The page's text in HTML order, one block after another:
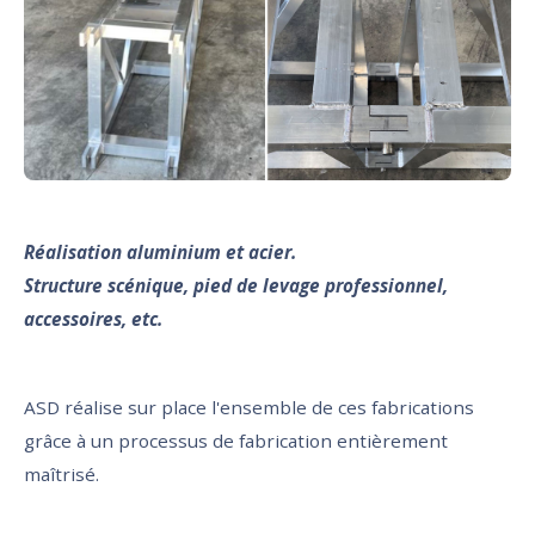
Réalisation aluminium et acier.
Structure scénique, pied de levage professionnel,
accessoires, etc.
ASD réalise sur place l'ensemble de ces fabrications
grâce à un processus de fabrication entièrement
maîtrisé.